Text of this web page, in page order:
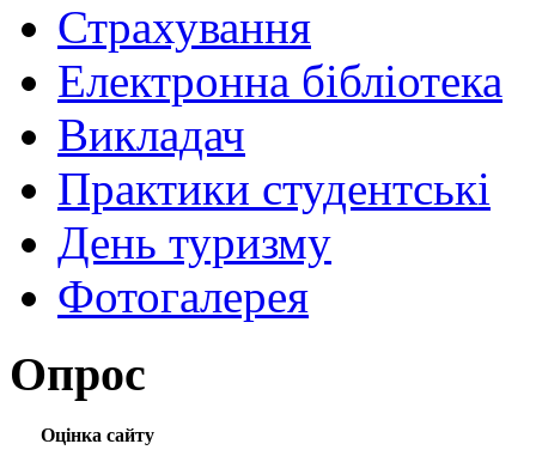
Страхування
Електронна бібліотека
Викладач
Практики студентські
День туризму
Фотогалерея
Опрос
Оцінка сайту